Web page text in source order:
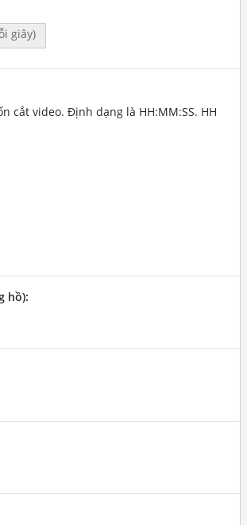
giây)
cắt video. Định dạng là HH:MM:SS. HH
hồ):